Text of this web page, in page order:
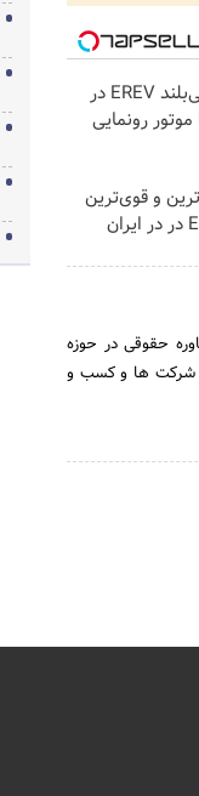
لوکس‌ترین شاسی‌بلند EREV در
رونمایی
و قوی‌ترین
شاسی بلند EREV در در ایران
حقوقی در حوزه
شرکت ها و کسب و